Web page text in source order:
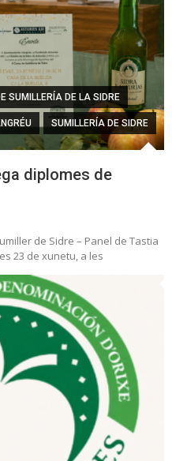
SUMILLERÍA DE LA SIDRE
SUMILLERÍA DE SIDRE
diplomes de
de Sidre – Panel de Tastia
23 de xunetu, a les